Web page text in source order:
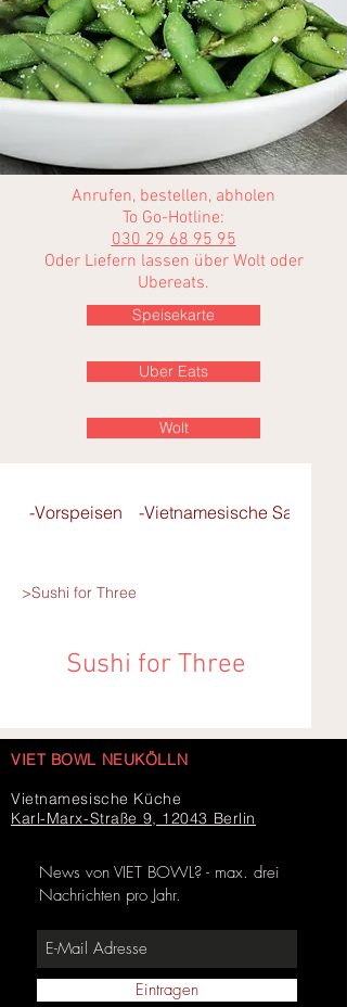
Anrufen, bestellen, abholen
To Go-Hotline:
030 29 68 95 95
Oder Liefern lassen über Wolt oder
Ubereats.
Speisekarte
Uber Eats
Wolt
-Vorspeisen -Vietnamesische Salate
>Sushi for Three
Sushi for Three
VIET BOWL NEUKÖLLN
Vietnamesische Küche
Karl-Marx-Straße 9, 12043 Berlin
News von VIET BOWL? - max. drei
Nachrichten pro Jahr.
Eintragen